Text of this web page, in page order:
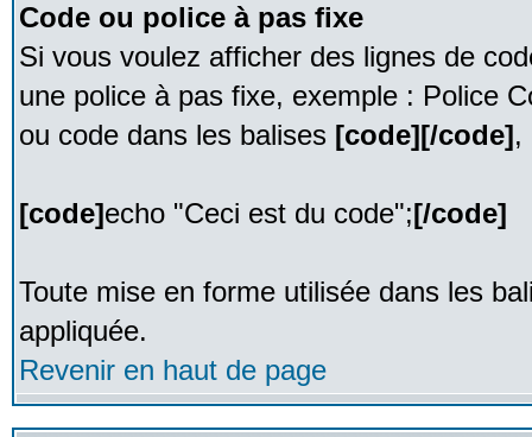
Code ou police à pas fixe
Si vous voulez afficher des lignes de
une police à pas fixe, exemple : Police
ou code dans les balises [code][/code],
[code]echo "Ceci est du code";[/code]
Toute mise en forme utilisée dans les
appliquée.
Revenir en haut de page